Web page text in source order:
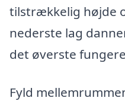
tilstrækkelig højde
nederste lag
det øverste
Fyld